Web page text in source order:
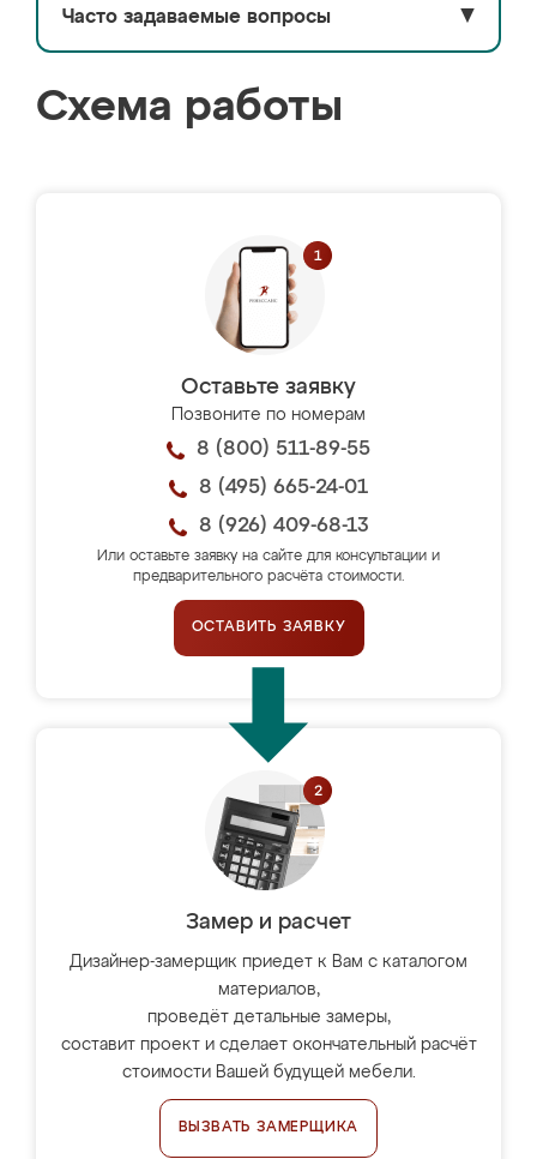
Часто задаваемые вопросы ▼
Схема работы
Оставьте заявку
Позвоните по номерам
8 (800) 511-89-55
8 (495) 665-24-01
8 (926) 409-68-13
Или оставьте заявку на сайте для консультации и
предварительного расчёта стоимости.
ОСТАВИТЬ ЗАЯВКУ
Замер и расчет
Дизайнер-замерщик приедет к Вам с каталогом
материалов,
проведёт детальные замеры,
составит проект и сделает окончательный расчёт
стоимости Вашей будущей мебели.
ВЫЗВАТЬ ЗАМЕРЩИКА